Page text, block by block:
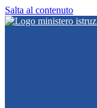
Salta al contenuto